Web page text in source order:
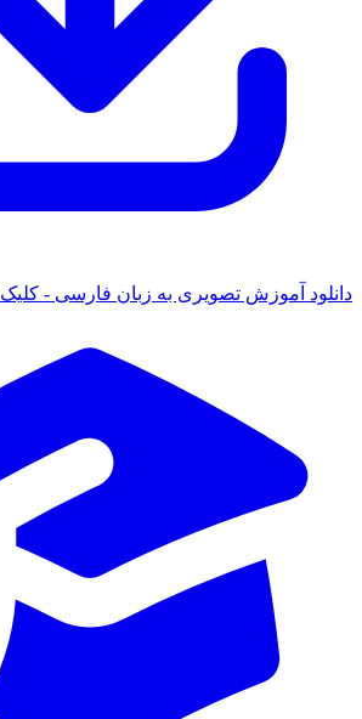
آموزش تصویری به زبان فارسی - کلیک کنید